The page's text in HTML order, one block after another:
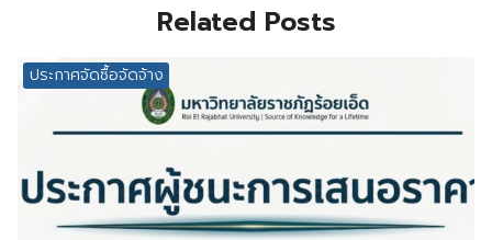
Related Posts
ประกาศจัดซื้อจัดจ้าง